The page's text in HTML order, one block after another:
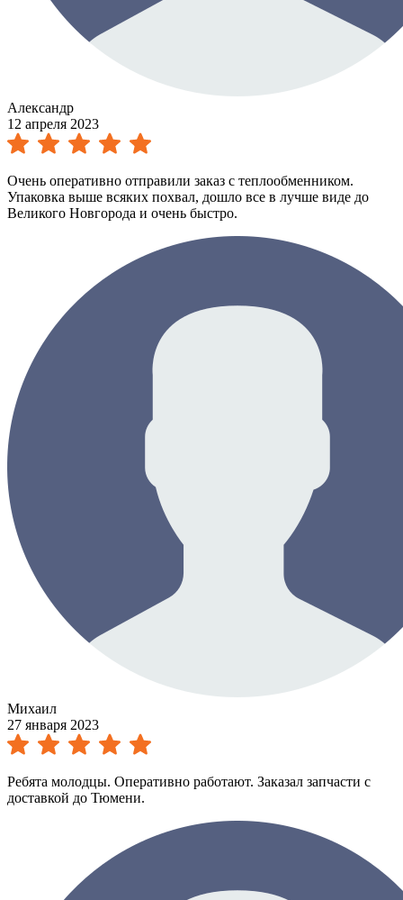
Александр
12 апреля 2023
Очень оперативно отправили заказ с теплообменником.
Упаковка выше всяких похвал, дошло все в лучше виде до
Великого Новгорода и очень быстро.
Михаил
27 января 2023
Ребята молодцы. Оперативно работают. Заказал запчасти с
доставкой до Тюмени.